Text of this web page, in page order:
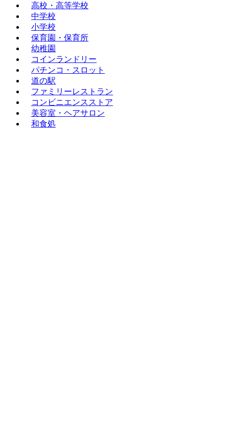
高校・高等学校
中学校
小学校
保育園・保育所
幼稚園
コインランドリー
パチンコ・スロット
道の駅
ファミリーレストラン
コンビニエンスストア
美容室・ヘアサロン
和食処